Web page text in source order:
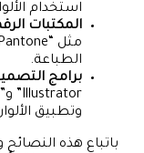
استخدام
المكتبات
الطباعة.
برامج
وتطبيق
باتباع هذه